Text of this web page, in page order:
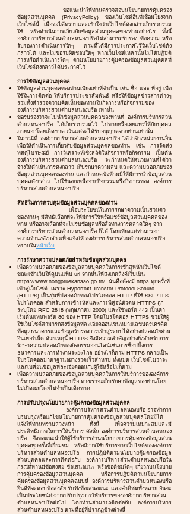
ขอแนะนำให้ท่านตรวจสอบนโยบายการคุ้มครอง
ข้อมูลส่วนบุคคล (PrivacyPolicy) ของเว็บไซต์อื่นที่เชื่อมโยงจาก
เว็บไซต์นี้ เพื่อจะได้ทราบและเข้าใจว่าเว็บไซต์ดังกล่าวเก็บรวบรวม
ใช้ หรือดำเนินการเกี่ยวกับข้อมูลส่วนบุคคลของท่านอย่างไร ทั้งนี้
องค์การบริหารส่วนตำบลหนองปรือไม่สามารถรับรอง ข้อความ หรือ
รับรองการดำเนินการใดๆ ตามที่ได้มีการประกาศไว้ในเว็บไซต์ดัง
กล่าวได้ และไม่ขอรับผิดชอบใดๆ หากเว็บไซต์เหล่านั้นไม่ได้ปฏิบัติ
การหรือดำเนินการใดๆ ตามนโยบายการคุ้มครองข้อมูลส่วนบุคคลที่
เว็บไซต์ดังกล่าวได้ประกาศไว้
การใช้ข้อมูลส่วนบุคคล
​ใช้ข้อมูลส่วนบุคคลของท่านเพียงเท่าที่จำเป็น เช่น ชื่อ และ ที่อยู่ เพื่อ
ใช้ในการติดต่อ ให้บริการประชาสัมพันธ์ หรือให้ข้อมูลข่าวสารต่างๆ
รวมทั้งสำรวจความคิดเห็นของท่านในกิจการหรือกิจกรรมของ
องค์การบริหารส่วนตำบลหนองปรือ เท่านั้น
ขอรับรองว่าจะไม่นำข้อมูลส่วนบุคคลของท่านที่ องค์การบริหารส่วน
ตำบลหนองปรือ ได้เก็บรวบรวมไว้ ไปขายหรือเผยแพร่ให้กับบุคคล
ภายนอกโดยเด็ดขาด เว้นแต่จะได้รับอนุญาตจากท่านเท่านั้น
ในกรณีที่ องค์การบริหารส่วนตำบลหนองปรือ ได้ว่าจ้างหน่วยงานอื่น
เพื่อให้ดำเนินการเกี่ยวกับข้อมูลส่วนบุคคลของท่าน เช่น การจัดส่ง
พัสดุไปรษณีย์ การวิเคราะห์เชิงสถิติในกิจการหรือกิจกรรม เป็นต้น
องค์การบริหารส่วนตำบลหนองปรือ จะกำหนดให้หน่วยงานที่ได้ว่า
จ้างให้ดำเนินการดังกล่าว เก็บรักษาความลับ และความปลอดภัยของ
ข้อมูลส่วนบุคคลของท่าน และกำหนดข้อห้ามมิให้มีการนำข้อมูลส่วน
บุคคลดังกล่าว ไปใช้นอกเหนือจากกิจกรรมหรือกิจการของ องค์การ
บริหารส่วนตำบลหนองปรือ
สิทธิในการควบคุมข้อมูลส่วนบุคคลของท่าน
เพื่อประโยชน์ในการรักษาความเป็นส่วนตัว
ของท่านๆ มีสิทธิเลือกที่จะให้มีการใช้หรือแชร์ข้อมูลส่วนบุคคลของ
ท่าน หรืออาจเลือกที่จะไม่รับข้อมูลหรือสื่อทางการตลาดใดๆ จาก
องค์การบริหารส่วนตำบลหนองปรือ ก็ได้ โดยเพียงแต่ท่านกรอก
ความจำนงดังกล่าวเพื่อแจ้งให้ องค์การบริหารส่วนตำบลหนองปรือ
ทราบในหน้าเว็บ
การรักษาความปลอดภัยสำหรับข้อมูลส่วนบุคคล
เพื่อความปลอดภัยของข้อมูลส่วนบุคคลในการเข้าสู่หน้าเว็บไซต์
ขณะเข้าเว็บให้ดูบนแท็บ url จากนั้นให้สังเกตลิงค์เว็บเป็น
https://www.nongpruekansao.go.th/ นั่นคือต้องมี https ทุกครั้งที่
เข้าสู่เว็บไซต์ เพราะ Hypertext Transfer Protocol Secure
(HTTPS) เป็นรุ่นที่ปลอดภัยของโปรโตคอล HTTP ที่ใช้ SSL /TLS
โปรโตคอล สำหรับการเข้ารหัสและการพิสูจน์ตัวตน HTTPS ถูก
ระบุโดย RFC 2818 (พฤษภาคม 2000) และใช้พอร์ต 443 เป็นค่า
เริ่มต้นแทนพอร์ต 80 ของ HTTP โดยโปรโตคอล HTTPS ช่วยให้ผู้
ใช้เว็บไซต์สามารถส่งข้อมูลที่ละเอียดอ่อนเช่นหมายเลขบัตรเครดิต
ข้อมูลธนาคารและข้อมูลรับรองการเข้าสู่ระบบได้อย่างปลอดภัยผ่าน
อินเทอร์เน็ต ด้วยเหตุนี้ HTTPS จึงมีความสำคัญอย่างยิ่งสำหรับการ
รักษาความปลอดภัยของกิจกรรมออนไลน์เช่นการช็อปปิ้งการ
ธนาคารและการทำงานระยะไกล อย่างไรก็ตาม HTTPS กลายเป็น
โปรโตคอลมาตรฐานอย่างรวดเร็วสำหรับ ทั้งหมด เว็บไซต์ไม่ว่าจะ
แลกเปลี่ยนข้อมูลที่ละเอียดอ่อนกับผู้ใช้หรือไม่ก็ตาม
เพื่อความปลอดภัยของข้อมูลส่วนบุคคลในการให้บริการขององค์การ
บริหารส่วนตำบลหนองปรือ ทางเราจะเก็บรักษาข้อมูลของท่านโดย
ไม่เปิดเผยโดยไม่จำเป็นเด็ดขาด
การปรับปรุงนโยบายการคุ้มครองข้อมูลส่วนบุคคล
องค์การบริหารส่วนตำบลหนองปรือ อาจทำการ
ปรับปรุงหรือแก้ไขนโยบายการคุ้มครองข้อมูลส่วนบุคคลโดยมิได้
แจ้งให้ท่านทราบล่วงหน้า ทั้งนี้ เพื่อความเหมาะสมและมี
ประสิทธิภาพในการให้บริการ ดังนั้น องค์การบริหารส่วนตำบลหนอง
ปรือ จึงขอแนะนำให้ผู้ใช้บริการอ่านนโยบายการคุ้มครองข้อมูลส่วน
บุคคลทุกครั้งที่เยี่ยมชม หรือมีการใช้บริการจากเว็บไซต์ขององค์การ
บริหารส่วนตำบลหนองปรือ การปฏิบัติตามนโยบายคุ้มครองข้อมูล
ส่วนบุคคลและการติดต่อกับ องค์การบริหารส่วนตำบลหนองปรือใน
กรณีที่ท่านมีข้อสงสัย ข้อเสนอแนะ หรือข้อติชมใดๆ เกี่ยวกับนโยบาย
การคุ้มครองข้อมูลส่วนบุคคล หรือการปฏิบัติตามนโยบายการ
คุ้มครองข้อมูลส่วนบุคคลฉบับนี้ องค์การบริหารส่วนตำบลหนองปรือ
ยินดีที่จะตอบข้อสงสัย รับฟังข้อเสนอแนะ และคำติชมทั้งหลาย อันจะ
เป็นประโยชน์ต่อการปรับปรุงการให้บริการขององค์การบริหารส่วน
ตำบลหนองปรือต่อไป โดยท่านสามารถติดต่อกับ องค์การบริหาร
ส่วนตำบลหนองปรือ ตามที่อยู่ที่ปรากฏข้างล่างนี้